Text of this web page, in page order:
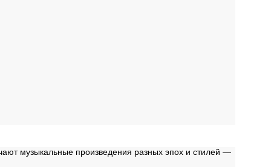
музыкальные произведения разных эпох и стилей —